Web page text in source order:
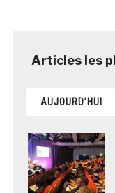
AUJOURD’HUI